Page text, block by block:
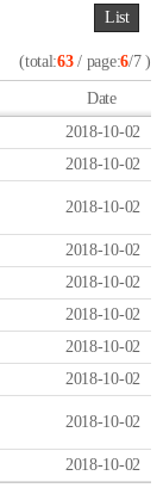
List
(total:63/ page:6/7 )
Date
2018-10-02
2018-10-02
2018-10-02
2018-10-02
2018-10-02
2018-10-02
2018-10-02
2018-10-02
2018-10-02
2018-10-02